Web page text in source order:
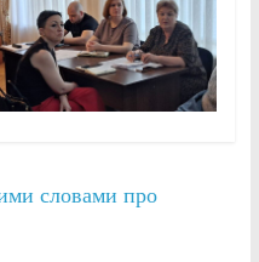
словами про